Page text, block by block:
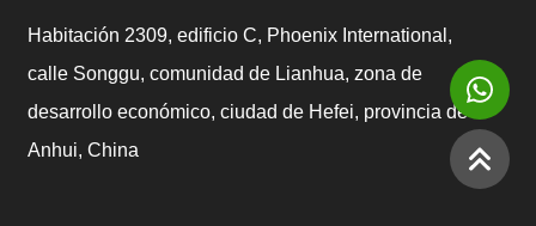
Habitación 2309, edificio C, Phoenix International,
calle Songgu, comunidad de Lianhua, zona de
desarrollo económico, ciudad de Hefei, provincia de
Anhui, China